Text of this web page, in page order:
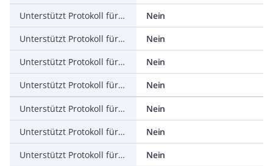
Unterstützt Protokoll für PROFINET IO
Nein
Unterstützt Protokoll für PROFINET CBA
Nein
Unterstützt Protokoll für SERCOS
Nein
Unterstützt Protokoll für Foundation Fieldbus
Nein
Unterstützt Protokoll für EtherNet/IP
Nein
Unterstützt Protokoll für AS-Interface Safety at Work
Nein
Unterstützt Protokoll für DeviceNet Safety
Nein